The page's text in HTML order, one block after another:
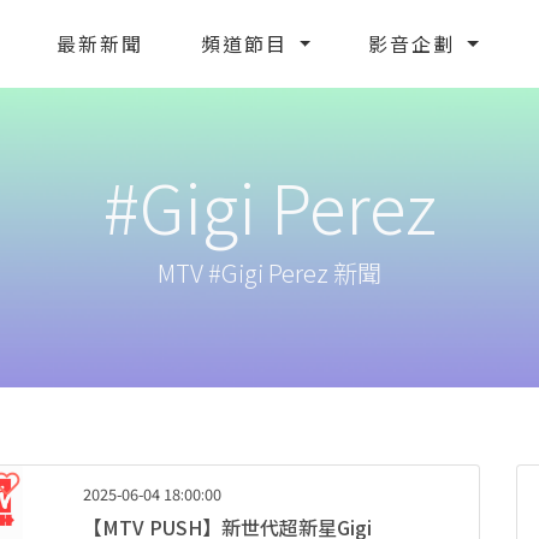
最新新聞 頻道節目 影音企劃
#Gigi Perez
MTV #Gigi Perez 新聞
2025-06-04 18:00:00
【MTV PUSH】新世代超新星Gigi